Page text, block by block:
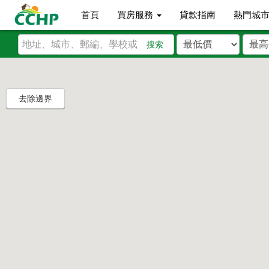
首頁 買房服務 貸款指南 熱門城
搜索
去除邊界